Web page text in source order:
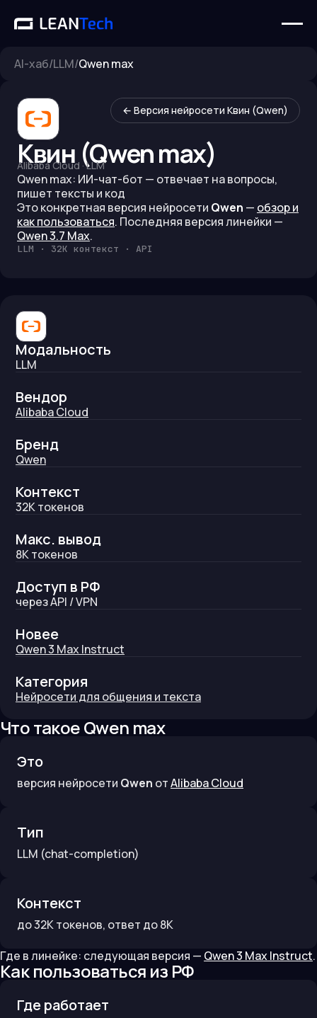
AI-хаб/LLM/Qwen max
← Версия нейросети Квин (Qwen)
Квин (Qwen max)
Alibaba Cloud ·LLM
Qwen max: ИИ-чат-бот — отвечает на вопросы,
пишет тексты и код
Это конкретная версия нейросети Qwen — обзор и
как пользоваться. Последняя версия линейки —
Qwen 3.7 Max.
LLM · 32K контекст · API
Модальность
LLM
Вендор
Alibaba Cloud
Бренд
Qwen
Контекст
32Kтокенов
Макс. вывод
8Kтокенов
Доступ в РФ
через API / VPN
Новее
Qwen 3 Max Instruct
Категория
Нейросети для общения и текста
Что такоеQwen max
Это
версия нейросети Qwen отAlibaba Cloud
Тип
LLM (chat-completion)
Контекст
до32Kтокенов, ответ до 8K
Где в линейке: следующая версия — Qwen 3 Max Instruct.
Как пользоваться из РФ
Где работает